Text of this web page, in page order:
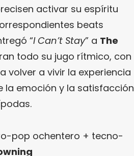
activar su espíritu
beats
“I Can’t Stay” a The
todo su jugo rítmico, con
volver a vivir la experiencia
la emoción y la satisfacción
pop ochentero + tecno-